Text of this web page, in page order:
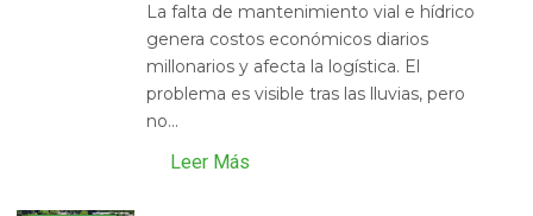
La falta de mantenimiento vial e hídrico
genera costos económicos diarios
millonarios y afecta la logística. El
problema es visible tras las lluvias, pero
no...
Leer Más